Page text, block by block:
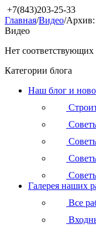
+7(843)203-25-33
Главная/Видео/Архив:
Видео
Нет соответствующих
Категории блога
Наш блог и
Галерея наших
Все